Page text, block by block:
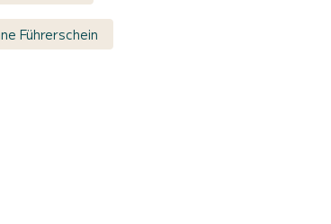
Führerschein